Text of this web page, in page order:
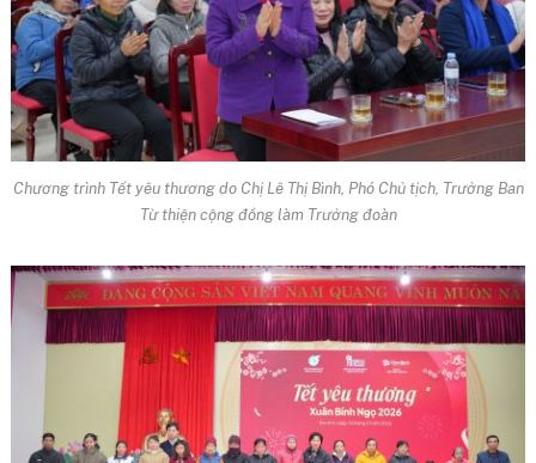
Chương trình Tết yêu thương do Chị Lê Thị Bình, Phó Chủ tịch, Trưởng Ban
Từ thiện cộng đồng làm Trưởng đoàn